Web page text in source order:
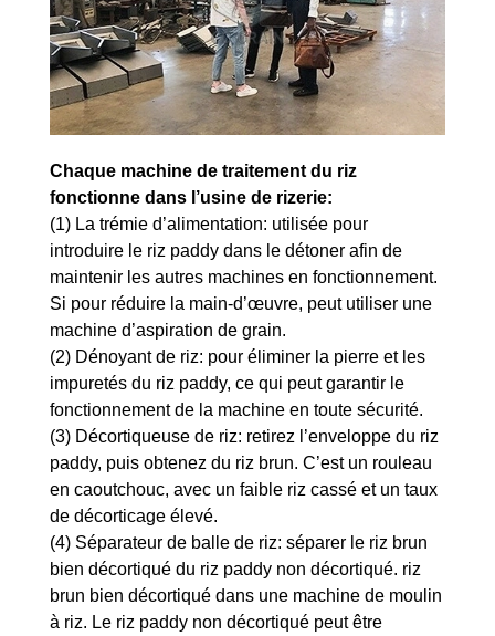
Chaque machine de traitement du riz
fonctionne dans l’usine de rizerie:
(1) La trémie d’alimentation: utilisée pour
introduire le riz paddy dans le détoner afin de
maintenir les autres machines en fonctionnement.
Si pour réduire la main-d’œuvre, peut utiliser une
machine d’aspiration de grain.
(2) Dénoyant de riz: pour éliminer la pierre et les
impuretés du riz paddy, ce qui peut garantir le
fonctionnement de la machine en toute sécurité.
(3) Décortiqueuse de riz: retirez l’enveloppe du riz
paddy, puis obtenez du riz brun. C’est un rouleau
en caoutchouc, avec un faible riz cassé et un taux
de décorticage élevé.
(4) Séparateur de balle de riz: séparer le riz brun
bien décortiqué du riz paddy non décortiqué. riz
brun bien décortiqué dans une machine de moulin
à riz. Le riz paddy non décortiqué peut être